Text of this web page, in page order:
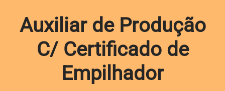
Auxiliar de Produção
C/ Certificado de
Empilhador